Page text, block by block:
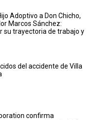
Adoptivo a Don Chicho,
Marcos Sánchez:
su trayectoria de trabajo y
del accidente de Villa
confirma